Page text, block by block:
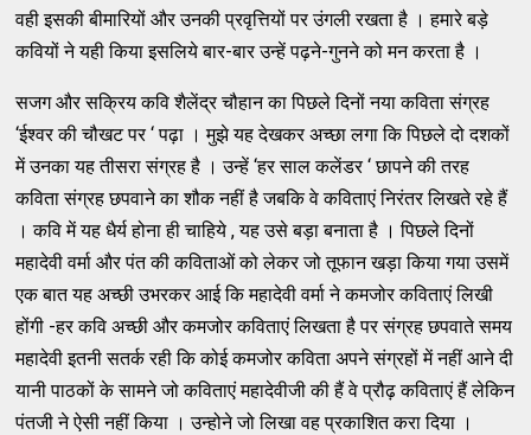
वही इसकी बीमारियों और उनकी प्रवृत्तियों पर उंगली रखता है । हमारे बड़े
कवियों ने यही किया इसलिये बार-बार उन्हें पढ़ने-गुनने को मन करता है ।
सजग और सक्रिय कवि शैलेंद्र चौहान का पिछले दिनों नया कविता संग्रह
‘ईश्वर की चौखट पर ‘ पढ़ा । मुझे यह देखकर अच्छा लगा कि पिछले दो दशकों
में उनका यह तीसरा संग्रह है । उन्हें ‘हर साल कलेंडर ‘ छापने की तरह
कविता संग्रह छपवाने का शौक नहीं है जबकि वे कविताएं निरंतर लिखते रहे हैं
। कवि में यह धैर्य होना ही चाहिये , यह उसे बड़ा बनाता है । पिछले दिनों
महादेवी वर्मा और पंत की कविताओं को लेकर जो तूफान खड़ा किया गया उसमें
एक बात यह अच्छी उभरकर आई कि महादेवी वर्मा ने कमजोर कविताएं लिखी
होंगी -हर कवि अच्छी और कमजोर कविताएं लिखता है पर संग्रह छपवाते समय
महादेवी इतनी सतर्क रही कि कोई कमजोर कविता अपने संग्रहों में नहीं आने दी
यानी पाठकों के सामने जो कविताएं महादेवीजी की हैं वे प्रौढ़ कविताएं हैं लेकिन
पंतजी ने ऐसी नहीं किया । उन्होने जो लिखा वह प्रकाशित करा दिया ।